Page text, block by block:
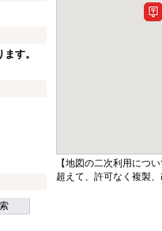
す。
【地図の二次利用につ
超えて、許可なく複製